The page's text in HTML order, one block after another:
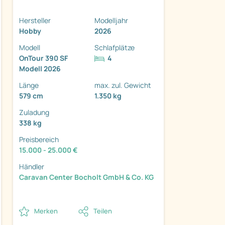
Hersteller
Hobby
Modelljahr
2026
Modell
OnTour 390 SF
Modell 2026
Schlafplätze
4
Länge
579 cm
max. zul. Gewicht
1.350 kg
Zuladung
338 kg
Preisbereich
15.000 - 25.000 €
Händler
Caravan Center Bocholt GmbH & Co. KG
Merken Teilen